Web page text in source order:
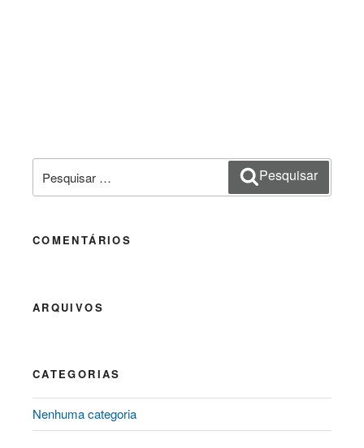
por:
Pesquisar
COMENTÁRIOS
ARQUIVOS
CATEGORIAS
Nenhuma categoria